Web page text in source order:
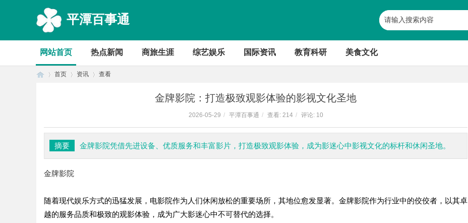
平潭百事通
网站首页 热点新闻 商旅生涯 综艺娱乐 国际资讯 教育科研 美食文化
首页 资讯 查看
金牌影院：打造极致观影体验的影视文化圣地
2026-05-29 / 平潭百事通 / 查看: 214 / 评论: 10
摘要 金牌影院凭借先进设备、优质服务和丰富影片，打造极致观影体验，成为影迷心中影视文化的标杆和休闲圣地。
金牌影院
随着现代娱乐方式的迅猛发展，电影院作为人们休闲放松的重要场所，其地位愈发显著。金牌影院作为行业中的佼佼者，以其卓
越的服务品质和极致的观影体验，成为广大影迷心中不可替代的选择。